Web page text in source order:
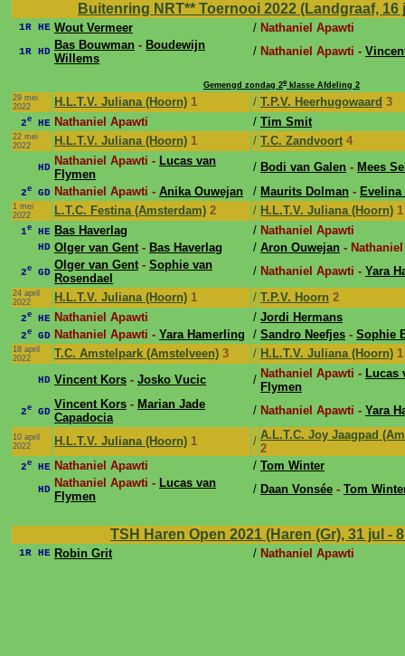
Buitenring NRT** Toernooi 2022 (Landgraaf, 16
1R HE Wout Vermeer / Nathaniel Apawti
1R HD Bas Bouwman - Boudewijn
Willems
/ Nathaniel Apawti -
Gemengd zondag 2e klasse Afdeling 2
29 mei
2022
H.L.T.V. Juliana (Hoorn) 1 / T.P.V. Heerhugowaard 3
2e HE Nathaniel Apawti / Tim Smit
22 mei
2022
H.L.T.V. Juliana (Hoorn) 1 / T.C. Zandvoort 4
HD Nathaniel Apawti - Lucas van
Flymen
/ Bodi van Galen - Mees
2e GD Nathaniel Apawti - Anika Ouwejan / Maurits Dolman - Evelina
1 mei
2022
L.T.C. Festina (Amsterdam) 2 / H.L.T.V. Juliana (Hoorn) 1
1e HE Bas Haverlag / Nathaniel Apawti
HD Olger van Gent- Bas Haverlag / Aron Ouwejan -
2e GD
Olger van Gent- Sophie van
Rosendael
/ Nathaniel Apawti - Yara
24 april
2022
H.L.T.V. Juliana (Hoorn) 1 / T.P.V. Hoorn 2
2e HE Nathaniel Apawti / Jordi Hermans
2e GD Nathaniel Apawti - Yara Hamerling / Sandro Neefjes - Sophie
18 april
2022
T.C. Amstelpark (Amstelveen) 3 / H.L.T.V. Juliana (Hoorn) 1
HD Vincent Kors - Josko Vucic / Nathaniel Apawti - Lucas
Flymen
2e GD
Vincent Kors - Marian Jade
Capadocia
/ Nathaniel Apawti - Yara
10 april
2022
H.L.T.V. Juliana (Hoorn) 1 / A.L.T.C. Joy Jaagpad
2
2e HE Nathaniel Apawti / Tom Winter
HD Nathaniel Apawti - Lucas van
Flymen
/ Daan Vonsée - Tom
TSH Haren Open 2021 (Haren (Gr), 31 jul -
1R HE Robin Grit / Nathaniel Apawti